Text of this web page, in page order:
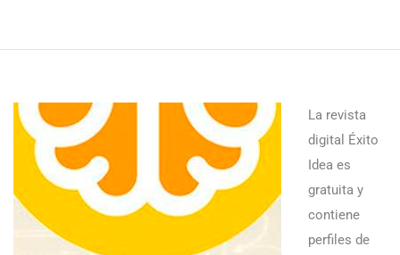
La revista
digital Éxito
Idea es
gratuita y
contiene
perfiles de